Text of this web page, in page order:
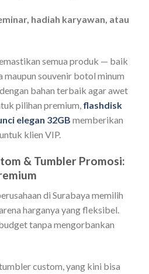
hadiah karyawan, atau
semua produk — baik
maupun souvenir botol minum
bahan terbaik agar awet
pilihan premium, flashdisk
elegan 32GB memberikan
klien VIP.
& Tumbler Promosi:
di Surabaya memilih
harganya yang fleksibel.
tanpa mengorbankan
custom, yang kini bisa